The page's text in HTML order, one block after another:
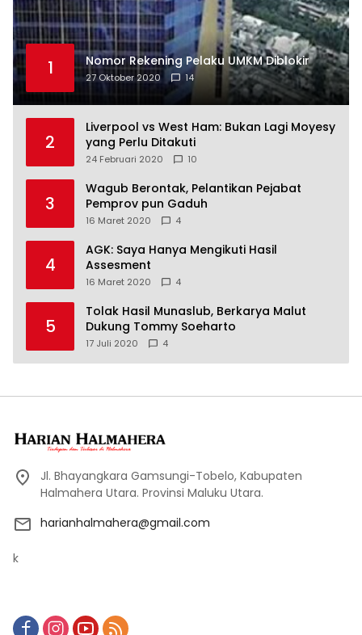
1 Nomor Rekening Pelaku UMKM Diblokir
27 Oktober 2020 14
2
Liverpool vs West Ham: Bukan Lagi Moyesy
yang Perlu Ditakuti
24 Februari 2020 10
3
Wagub Berontak, Pelantikan Pejabat
Pemprov pun Gaduh
16 Maret 2020 4
4
AGK: Saya Hanya Mengikuti Hasil
Assesment
16 Maret 2020 4
5
Tolak Hasil Munaslub, Berkarya Malut
Dukung Tommy Soeharto
17 Juli 2020 4
Jl. Bhayangkara Gamsungi-Tobelo, Kabupaten
Halmahera Utara. Provinsi Maluku Utara.
harianhalmahera@gmail.com
k